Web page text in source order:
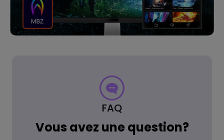
FAQ
Vous avez une question?